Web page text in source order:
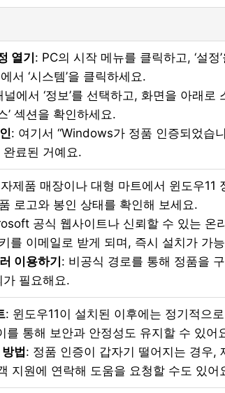
열기: PC의 시작 메뉴를 클릭하고, ‘설정
서 ‘시스템’을 클릭하세요.
에서 ‘정보’를 선택하고, 화면을 아래로
’ 섹션을 확인하세요.
: 여기서 “Windows가 정품 인증되었습
료된 거예요.
제품 매장이나 대형 마트에서 윈도우11
로고와 봉인 상태를 확인해 보세요.
공식 웹사이트나 신뢰할 수 있는 온
를 이메일로 받게 되며, 즉시 설치가 가
이용하기: 비공식 경로를 통해 정품을
필요해요.
: 윈도우11이 설치된 이후에는 정기적으
를 통해 보안과 안정성도 유지할 수 있어
법: 정품 인증이 갑자기 떨어지는 경우,
지원에 연락해 도움을 요청할 수도 있어